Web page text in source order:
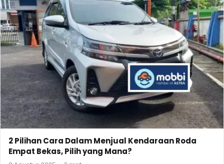
2 Pilihan Cara Dalam Menjual Kendaraan Roda
Empat Bekas, Pilih yang Mana?